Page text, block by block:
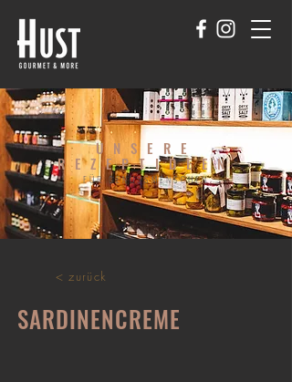
UNSERE
REZEPTIDEEN
FÜR GENUSSMENSCHEN
< zurück
SARDINENCREME